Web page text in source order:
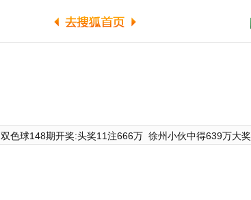
双色球148期开奖:头奖11注666万 徐州小伙中得639万大奖